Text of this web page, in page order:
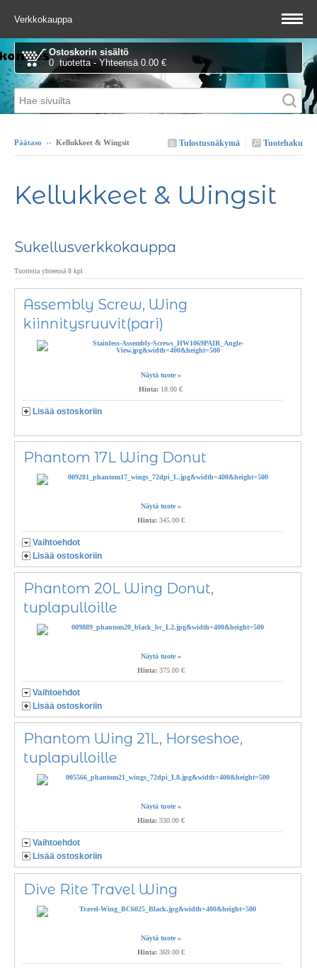
Verkkokauppa
Ostoskorin sisältö
0 tuotetta - Yhteensä 0.00 €
Tuotehaku
Tulostusnäkymä
Päätaso ›› Kellukkeet & Wingsit
Kellukkeet & Wingsit
Sukellusverkkokauppa
Tuotteita yhteensä 8 kpl
Assembly Screw, Wing
kiinnitysruuvit(pari)
Näytä tuote »
Hinta: 18.00 €
Lisää ostoskoriin
Phantom 17L Wing Donut
Näytä tuote »
Hinta: 345.00 €
Vaihtoehdot
Lisää ostoskoriin
Phantom 20L Wing Donut,
tuplapulloille
Näytä tuote »
Hinta: 375.00 €
Vaihtoehdot
Lisää ostoskoriin
Phantom Wing 21L, Horseshoe,
tuplapulloille
Näytä tuote »
Hinta: 330.00 €
Vaihtoehdot
Lisää ostoskoriin
Dive Rite Travel Wing
Näytä tuote »
Hinta: 369.00 €